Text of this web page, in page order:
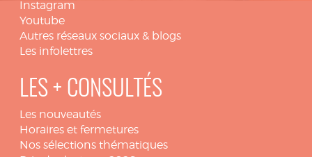
Instagram
Youtube
Autres réseaux sociaux & blogs
Les infolettres
LES + CONSULTÉS
Les nouveautés
Horaires et fermetures
Nos sélections thématiques